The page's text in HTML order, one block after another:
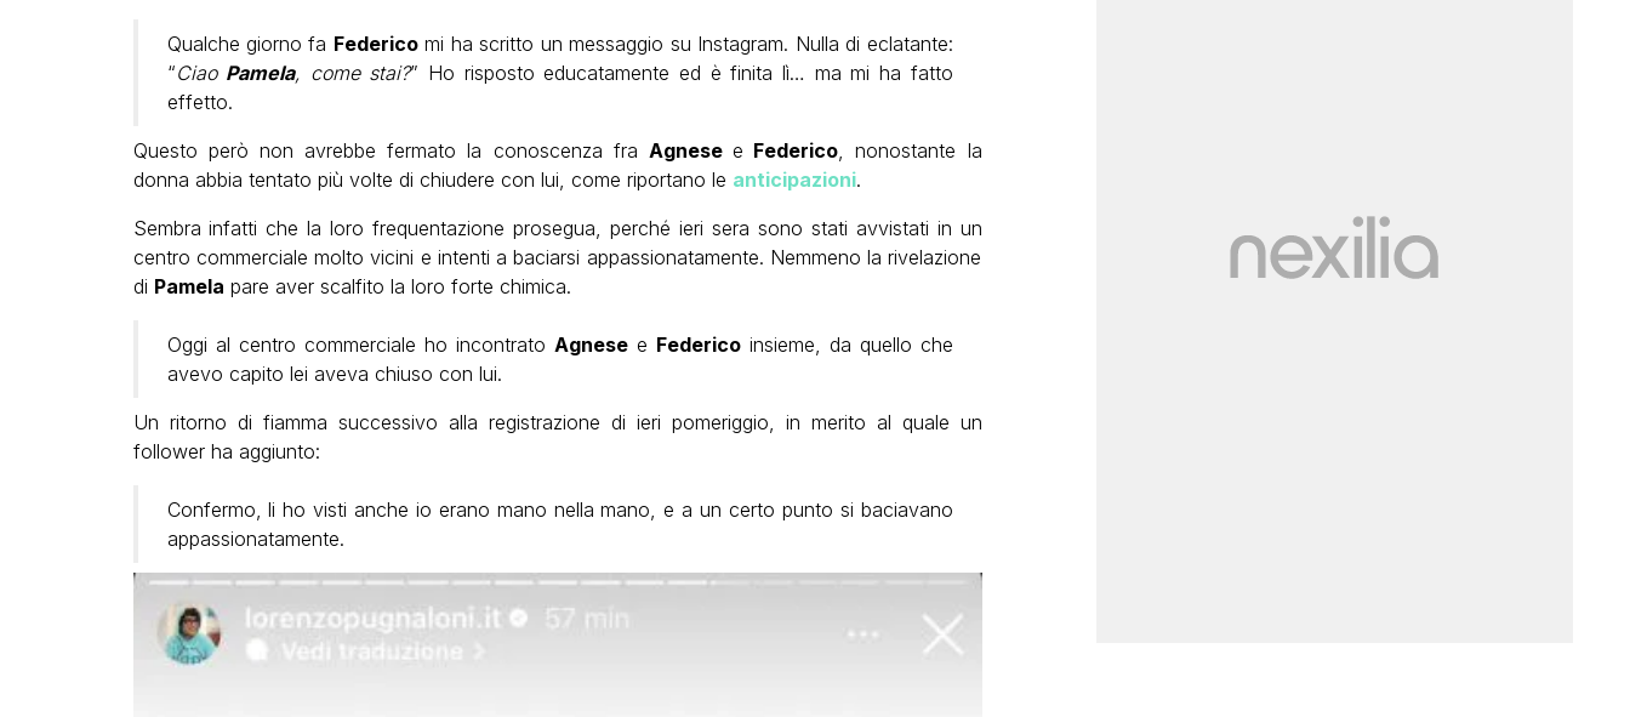
Qualche giorno fa Federicomi ha scritto un messaggio su Instagram. Nulla di eclatante:
“Ciao Pamela, come stai?” Ho risposto educatamente ed è finita lì… ma mi ha fatto
effetto.
Questo però non avrebbe fermato la conoscenza fra Agnesee Federico, nonostante la
donna abbia tentato più volte di chiudere con lui, come riportano le anticipazioni.
Sembra infatti che la loro frequentazione prosegua, perché ieri sera sono stati avvistati in un
centro commerciale molto vicini e intenti a baciarsi appassionatamente. Nemmeno la rivelazione
di Pamela pare aver scalfito la loro forte chimica.
Oggi al centro commerciale ho incontrato Agnesee Federicoinsieme, da quello che
avevo capito lei aveva chiuso con lui.
Un ritorno di fiamma successivo alla registrazione di ieri pomeriggio, in merito al quale un
follower ha aggiunto:
Confermo, li ho visti anche io erano mano nella mano, e a un certo punto si baciavano
appassionatamente.